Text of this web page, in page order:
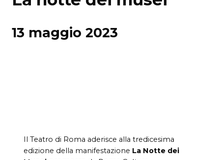
13 maggio 2023
Il Teatro di Roma aderisce alla tredicesima
edizione della manifestazione La Notte dei